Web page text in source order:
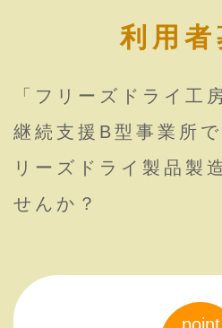
利用者
「フリーズドライ工
継続支援B型事業所
リーズドライ製品製
せんか？